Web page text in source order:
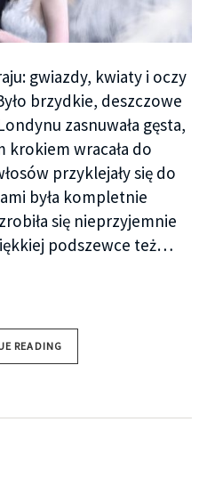
gwiazdy, kwiaty i oczy
brzydkie, deszczowe
zasnuwała gęsta,
krokiem wracała do
przyklejały się do
była kompletnie
się nieprzyjemnie
podszewce też…
READING